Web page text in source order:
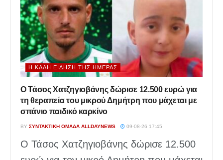
Η ΚΑΛΉ ΕΊΔΗΣΗ ΤΗΣ ΗΜΈΡΑΣ
Ο Τάσος Χατζηγιοβάνης δώρισε 12.500 ευρώ για
τη θεραπεία του μικρού Δημήτρη που μάχεται με
σπάνιο παιδικό καρκίνο
BY ΣΥΝΤΑΚΤΙΚΉ ΟΜΆΔΑ ALLDAYNEWS 09-08-26 17:45
Ο Τάσος Χατζηγιοβάνης δώρισε 12.500